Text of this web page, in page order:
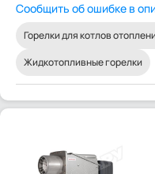
Сообщить об ошибке в
Горелки для котлов
Жидкотопливные горелки